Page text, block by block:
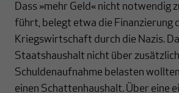
Dass »mehr Geld« nicht notwendig
führt, belegt etwa die Finanzierung
Kriegswirtschaft durch die Nazis.
Staatshaushalt nicht über
Schuldenaufnahme belasten
einen Schattenhaushalt. Über eine